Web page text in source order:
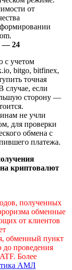
от
— 24
с учетом
bitgo, bitfinex,
точная
если
сторону —
не учли
для проверки
обмена с
платежа.
криптовалют
полученных
обменные
от клиентов
обменный пункт
проведения
Более
АМЛ